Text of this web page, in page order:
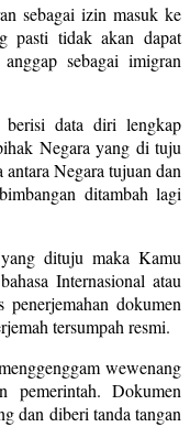
sebagai izin masuk ke
pasti tidak akan dapat
sebagai imigran
berisi data diri lengkap
Negara yang di tuju
Negara tujuan dan
ditambah lagi
dituju maka Kamu
Internasional atau
dokumen
tersumpah resmi.
wewenang
pemerintah. Dokumen
dan diberi tanda tangan